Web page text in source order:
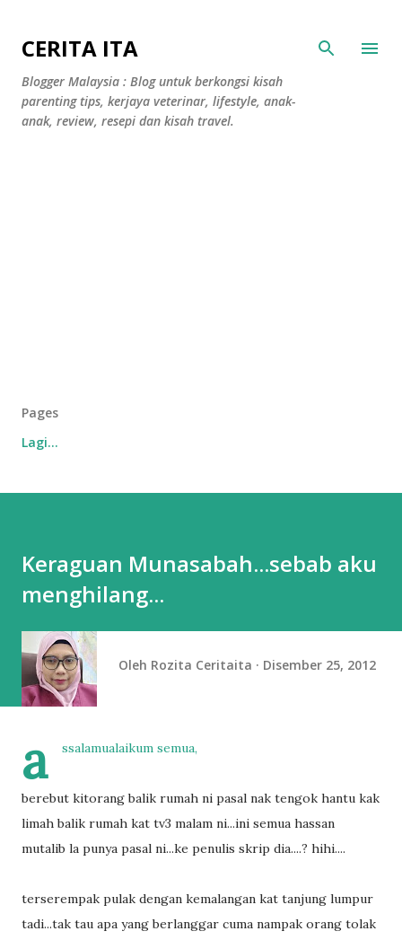
CERITA ITA
Blogger Malaysia : Blog untuk berkongsi kisah
parenting tips, kerjaya veterinar, lifestyle, anak-
anak, review, resepi dan kisah travel.
Pages
Lagi…
Keraguan Munasabah...sebab aku
menghilang...
Oleh Rozita Ceritaita Disember 25, 2012
a ssalamualaikum semua,
berebut kitorang balik rumah ni pasal nak tengok hantu kak
limah balik rumah kat tv3 malam ni...ini semua hassan
mutalib la punya pasal ni...ke penulis skrip dia....? hihi....
terserempak pulak dengan kemalangan kat tanjung lumpur
tadi...tak tau apa yang berlanggar cuma nampak orang tolak